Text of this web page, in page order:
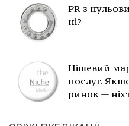
PR з
ні?
Нішевий
послуг.
ринок —